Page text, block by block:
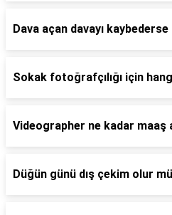
Dava açan davayı
Sokak fotoğrafçılığı için
Videographer ne kadar maaş
Düğün günü dış çekim olur